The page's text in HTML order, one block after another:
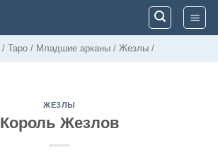
/ Таро / Младшие арканы / Жезлы /
ЖЕЗЛЫ
Король Жезлов